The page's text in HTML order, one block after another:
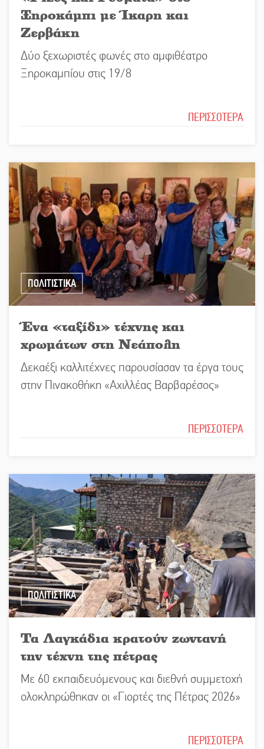
Ξηροκάμπι με Ίκαρη και
Ζερβάκη
Δύο ξεχωριστές φωνές στο αμφιθέατρο
Ξηροκαμπίου στις 19/8
ΠΕΡΙΣΣΟΤΕΡΑ
ΠΟΛΙΤΙΣΤΙΚΑ
Ένα «ταξίδι» τέχνης και
χρωμάτων στη Νεάπολη
Δεκαέξι καλλιτέχνες παρουσίασαν τα έργα τους
στην Πινακοθήκη «Αχιλλέας Βαρβαρέσος»
ΠΕΡΙΣΣΟΤΕΡΑ
ΠΟΛΙΤΙΣΤΙΚΑ
Τα Λαγκάδια κρατούν ζωντανή
την τέχνη της πέτρας
Με 60 εκπαιδευόμενους και διεθνή συμμετοχή
ολοκληρώθηκαν οι «Γιορτές της Πέτρας 2026»
ΠΕΡΙΣΣΟΤΕΡΑ